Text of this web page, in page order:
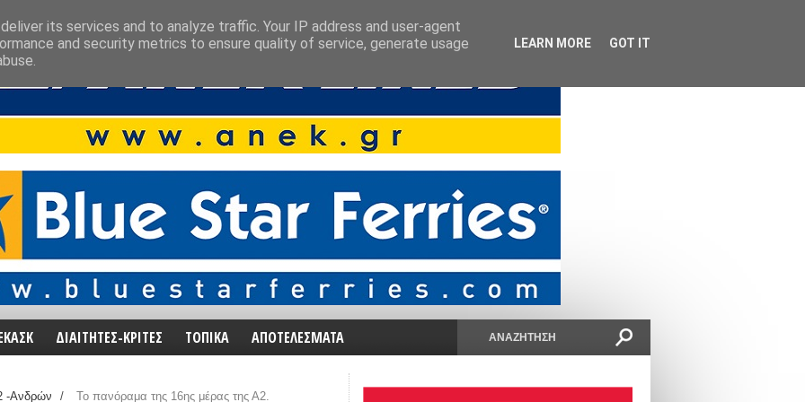
ΔΙΑΙΤΗΤΕΣ-ΚΡΙΤΕΣ ΤΟΠΙΚΑ ΑΠΟΤΕΛΕΣΜΑΤΑ
-Ανδρών / Το πανόραμα της 16ης μέρας της Α2.
its services and to analyze traffic. Your IP address and user-agent
and security metrics to ensure quality of service, generate usage
LEARN MORE GOT IT